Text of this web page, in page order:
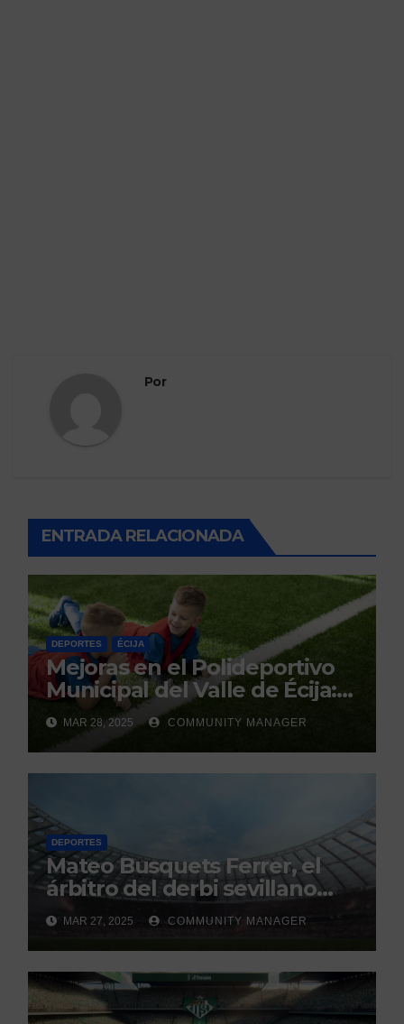
Por
ENTRADA RELACIONADA
DEPORTES ÉCIJA
Mejoras en el Polideportivo
Municipal del Valle de Écija:
Renovación y Mantenimiento
Continuo.
MAR 28, 2025 COMMUNITY MANAGER
DEPORTES
Mateo Busquets Ferrer, el
árbitro del derbi sevillano
con un historial que genera
debate
MAR 27, 2025 COMMUNITY MANAGER